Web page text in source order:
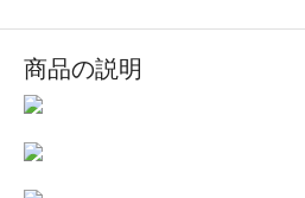
商品の説明